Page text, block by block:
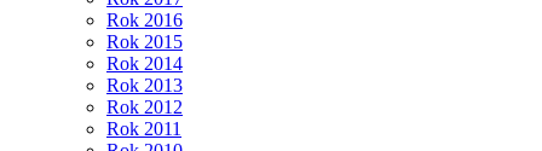
Rok 2016
Rok 2015
Rok 2014
Rok 2013
Rok 2012
Rok 2011